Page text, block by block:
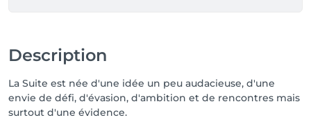
Description
La Suite est née d'une idée un peu audacieuse, d'une
envie de défi, d'évasion, d'ambition et de rencontres mais
surtout d'une évidence.